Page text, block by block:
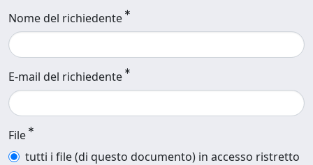
Nome del richiedente
E-mail del richiedente
File
tutti i file (di questo documento) in accesso ristretto